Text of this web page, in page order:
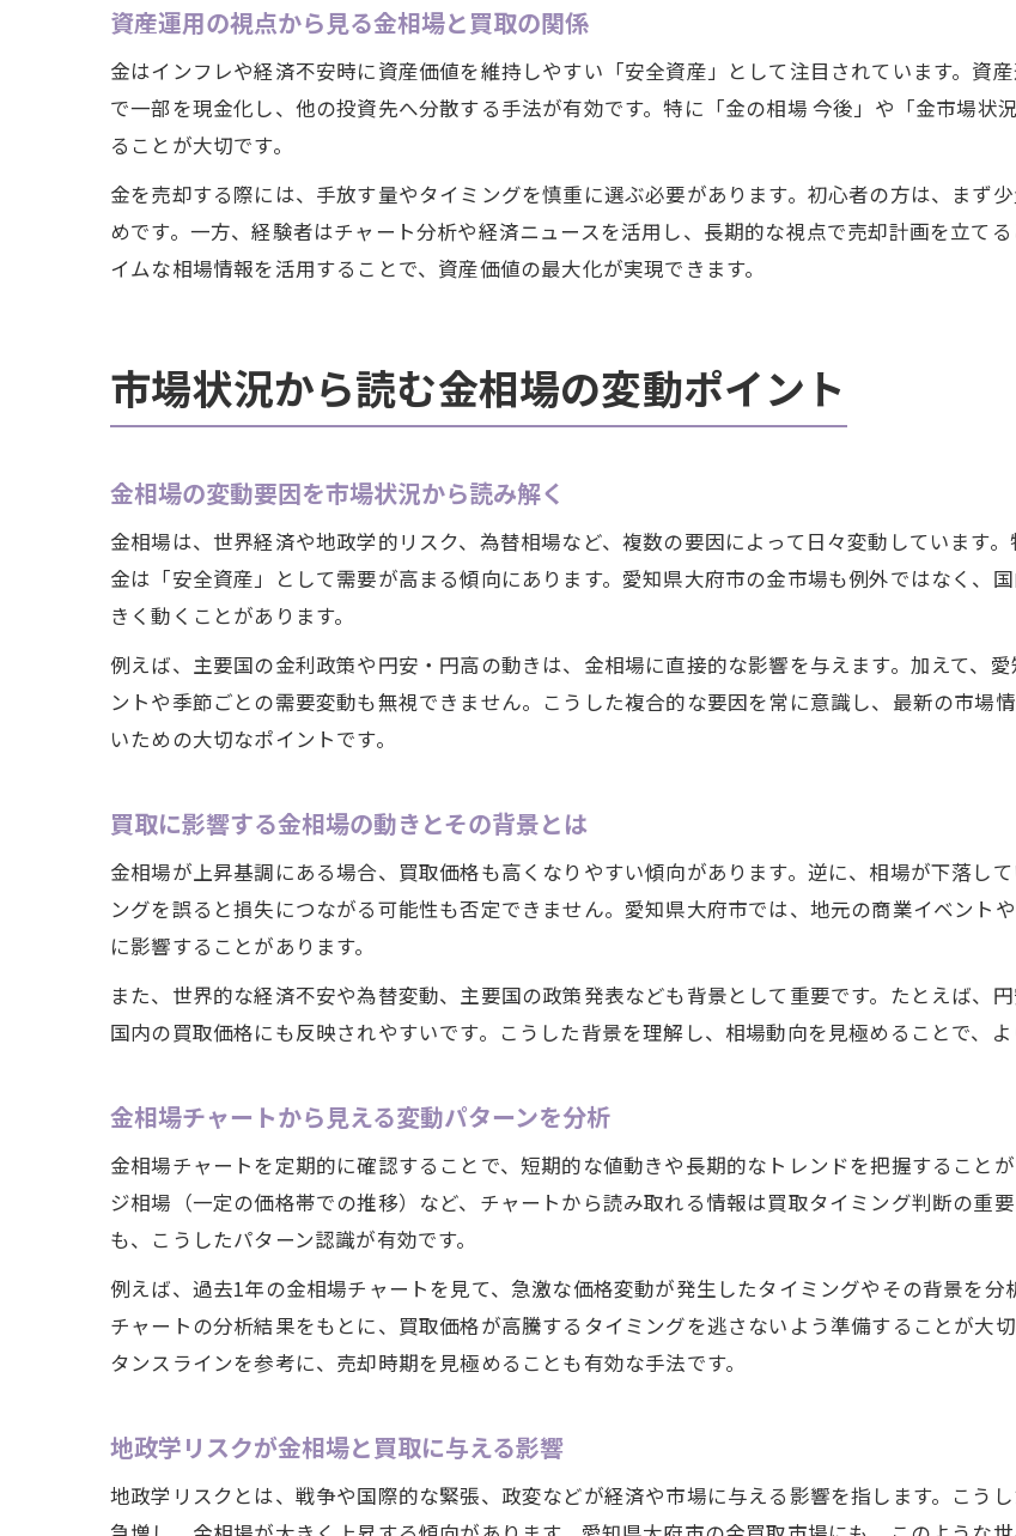
資産運用の視点から見る金相場と買取の関係
金はインフレや経済不安時に資産価値を維持しやすい「安全資産」として注目されています。資
で一部を現金化し、他の投資先へ分散する手法が有効です。特に「金の相場 今後」や「金市場状
ることが大切です。
金を売却する際には、手放す量やタイミングを慎重に選ぶ必要があります。初心者の方は、まず
めです。一方、経験者はチャート分析や経済ニュースを活用し、長期的な視点で売却計画を立て
イムな相場情報を活用することで、資産価値の最大化が実現できます。
市場状況から読む金相場の変動ポイント
金相場の変動要因を市場状況から読み解く
金相場は、世界経済や地政学的リスク、為替相場など、複数の要因によって日々変動しています
金は「安全資産」として需要が高まる傾向にあります。愛知県大府市の金市場も例外ではなく、
きく動くことがあります。
例えば、主要国の金利政策や円安・円高の動きは、金相場に直接的な影響を与えます。加えて、
ントや季節ごとの需要変動も無視できません。こうした複合的な要因を常に意識し、最新の市場
いための大切なポイントです。
買取に影響する金相場の動きとその背景とは
金相場が上昇基調にある場合、買取価格も高くなりやすい傾向があります。逆に、相場が下落し
ングを誤ると損失につながる可能性も否定できません。愛知県大府市では、地元の商業イベント
に影響することがあります。
また、世界的な経済不安や為替変動、主要国の政策発表なども背景として重要です。たとえば、
国内の買取価格にも反映されやすいです。こうした背景を理解し、相場動向を見極めることで、
金相場チャートから見える変動パターンを分析
金相場チャートを定期的に確認することで、短期的な値動きや長期的なトレンドを把握すること
ジ相場（一定の価格帯での推移）など、チャートから読み取れる情報は買取タイミング判断の重
も、こうしたパターン認識が有効です。
例えば、過去1年の金相場チャートを見て、急激な価格変動が発生したタイミングやその背景を分
チャートの分析結果をもとに、買取価格が高騰するタイミングを逃さないよう準備することが大
タンスラインを参考に、売却時期を見極めることも有効な手法です。
地政学リスクが金相場と買取に与える影響
地政学リスクとは、戦争や国際的な緊張、政変などが経済や市場に与える影響を指します。こう